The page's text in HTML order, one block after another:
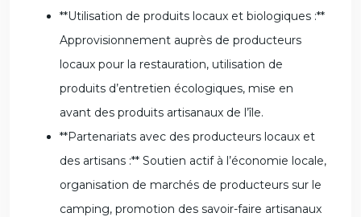
**Utilisation de produits locaux et biologiques :**
Approvisionnement auprès de producteurs
locaux pour la restauration, utilisation de
produits d’entretien écologiques, mise en
avant des produits artisanaux de l’île.
**Partenariats avec des producteurs locaux et
des artisans :** Soutien actif à l’économie locale,
organisation de marchés de producteurs sur le
camping, promotion des savoir-faire artisanaux